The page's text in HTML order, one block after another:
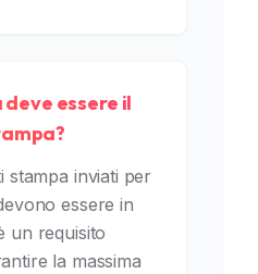
essere il
stampa inviati per
essere in
un requisito
la massima